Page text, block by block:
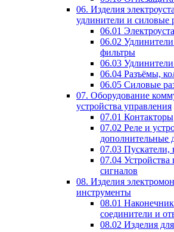
06. Изделия
удлинители и силовые
06.01
06.02
фильтры
06.03
06.04 Разъёмы,
06.05 Силовые
07. Оборудование
устройства управления
07.01 Контакторы
07.02 Реле и
дополнительные
07.03 Пускатели,
07.04
сигналов
08. Изделия
инструменты
08.01
соединители и
08.02 Изделия